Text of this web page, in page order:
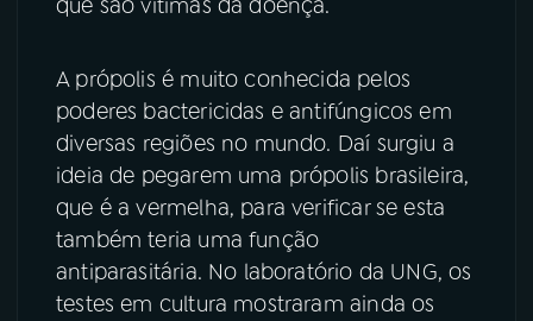
que são vítimas da doença.
A própolis é muito conhecida pelos
poderes bactericidas e antifúngicos em
diversas regiões no mundo. Daí surgiu a
ideia de pegarem uma própolis brasileira,
que é a vermelha, para verificar se esta
também teria uma função
antiparasitária. No laboratório da UNG, os
testes em cultura mostraram ainda os